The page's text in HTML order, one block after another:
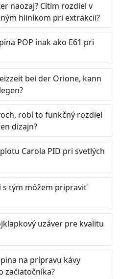
naozaj? Cítim rozdiel v
hliníkom pri extrakcii?
POP inak ako E61 pri
bei der Orione, kann
robí to funkčný rozdiel
dizajn?
Carola PID pri svetlých
s tým môžem pripraviť
uzáver pre kvalitu
na prípravu kávy
začiatočníka?